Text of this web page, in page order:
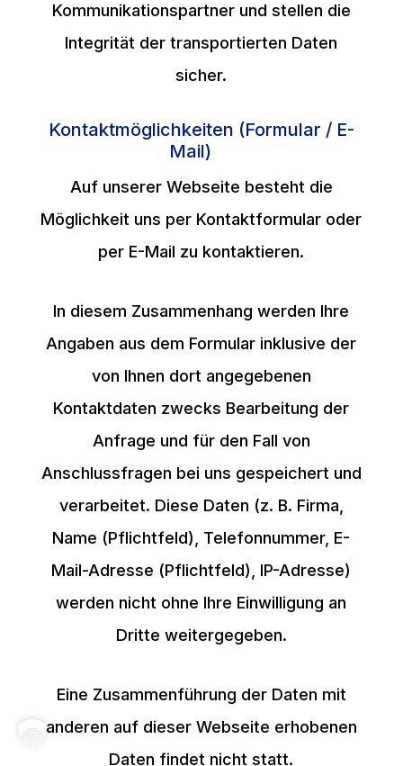
Kommunikationspartner und stellen die
Integrität der transportierten Daten
sicher.
Kontaktmöglichkeiten (Formular / E-
Mail)
Auf unserer Webseite besteht die
Möglichkeit uns per Kontaktformular oder
per E-Mail zu kontaktieren.
In diesem Zusammenhang werden Ihre
Angaben aus dem Formular inklusive der
von Ihnen dort angegebenen
Kontaktdaten zwecks Bearbeitung der
Anfrage und für den Fall von
Anschlussfragen bei uns gespeichert und
verarbeitet. Diese Daten (z. B. Firma,
Name (Pflichtfeld), Telefonnummer, E-
Mail-Adresse (Pflichtfeld), IP-Adresse)
werden nicht ohne Ihre Einwilligung an
Dritte weitergegeben.
Eine Zusammenführung der Daten mit
anderen auf dieser Webseite erhobenen
Daten findet nicht statt.